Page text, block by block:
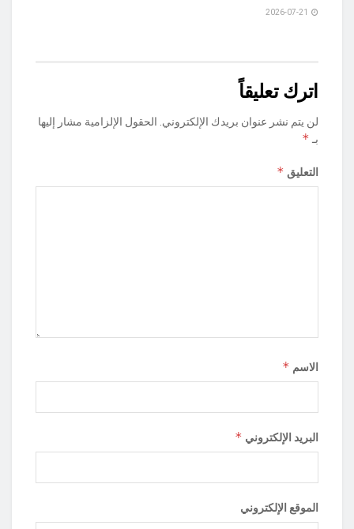
اترك تعليقاً
لن يتم نشر عنوان بريدك الإلكتروني. الحقول الإلزامية مشار إليها
بـ *
التعليق *
الاسم *
البريد الإلكتروني *
الموقع الإلكتروني